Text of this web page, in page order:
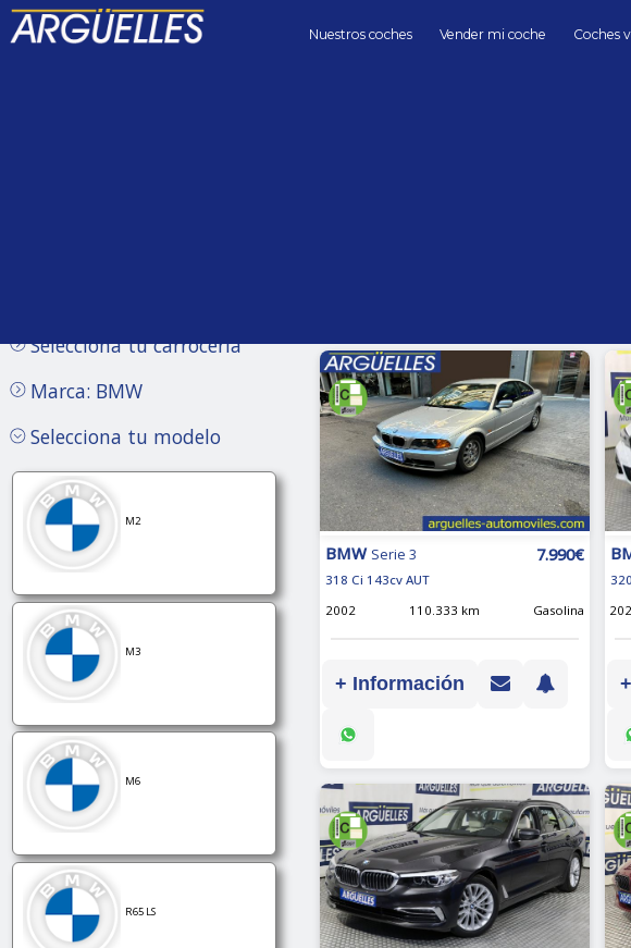
Nuestros coches Vender mi coche Coches
BMW Serie 3 7.990€
318 Ci 143cv AUT
2002
110.333 km Gasolina
+ Información
Selecciona tu carrocería
Marca: BMW
Selecciona tu modelo
M2
M3
M6
R65 LS